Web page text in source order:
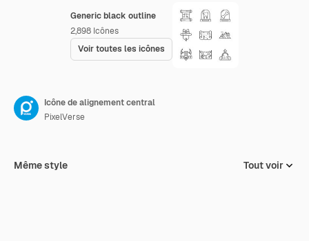
Generic black outline
2,898 Icônes
Voir toutes les icônes
Icône de alignement central
PixelVerse
Même style Tout voir